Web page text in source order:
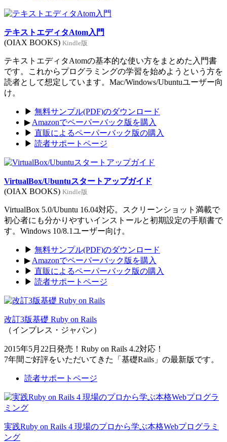
テキストエディタAtom入門
(OIAX BOOKS) Kindle版
テキストエディタAtomの基本的な使い方をまとめた入門書
です。これからプログラミングの学習を始めようという方を
読者として想定しています。Mac/Windows/Ubuntuユーザー向
け。
▶ 無料サンプル(PDF)のダウンロード
▶ Amazonでペーパーバック版を購入
▶ 直販によるペーパーバック版の購入
▶ 読者サポートページ
VirtualBox/Ubuntuスタートアップガイド
(OIAX BOOKS) Kindle版
VirtualBox 5.0/Ubuntu 16.04対応。スクリーンショット満載で
初心者にも分かりやすいインストールと初期設定の手順書で
す。Windows 10/8.1ユーザー向け。
▶ 無料サンプル(PDF)のダウンロード
▶ Amazonでペーパーバック版を購入
▶ 直販によるペーパーバック版の購入
▶ 読者サポートページ
改訂3版基礎 Ruby on Rails
（インプレス・ジャパン）
2015年5月22日発売！Ruby on Rails 4.2対応！
7年間ご好評をいただいてきた「基礎Rails」の最新版です。
読者サポートページ
実践Ruby on Rails 4 現場のプロから学ぶ本格Webプログラミ
ング